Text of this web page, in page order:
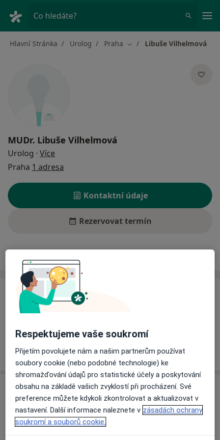
Co hledáte?
Hlavní Stránka Urolog Praha Změna města
Libuše Vilhelmová
MUDr. Libuše Vilhelmová
Urolog · Více
Praha 1 adresa
Kontaktní údaje
Rezervovat termín
Ceník
Informace o službách a cenách nejsou k dispozici
svých službách.
Adresa
Nemocnice na Bulovce
Budínova 2, Praha
Respektujeme vaše soukromí
Přijetím povolujete nám a našim partnerům používat
soubory cookie (nebo podobné technologie) ke
shromažďování údajů pro statistické účely a poskytování
obsahu na základě vašich zvyklostí při procházení. Své
preference můžete kdykoli zkontrolovat a aktualizovat v
nastavení. Další informace naleznete v zásadách ochrany
soukromí a souborů cookie.